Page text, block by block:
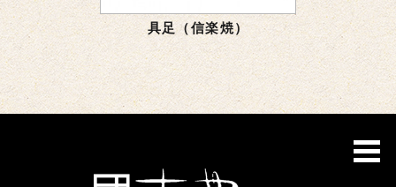
具足（信楽焼）